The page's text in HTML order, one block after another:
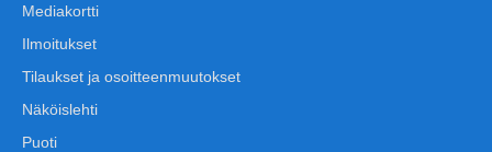
Mediakortti
Ilmoitukset
Tilaukset ja osoitteenmuutokset
Näköislehti
Puoti